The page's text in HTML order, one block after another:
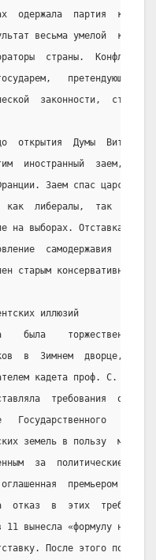
одержала  партия
весьма умелой
страны.  Конфликт
претендующего
законности,  стал
открытия  Думы  Витте
иностранный  заем,
Заем спас царский
как  либералы,  так  и
на выборах. Отставка
самодержавия  по
старым консервативным
иллюзий
была    торжественно
в  Зимнем  дворце,  и
кадета проф. С. А.
требования
Государственного
земель в пользу
за  политические
премьером
отказ  в  этих
11 вынесла «формулу
После этого почти